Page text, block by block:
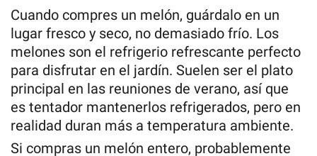
Cuando compres un melón, guárdalo en un
lugar fresco y seco, no demasiado frío. Los
melones son el refrigerio refrescante perfecto
para disfrutar en el jardín. Suelen ser el plato
principal en las reuniones de verano, así que
es tentador mantenerlos refrigerados, pero en
realidad duran más a temperatura ambiente.
Si compras un melón entero, probablemente